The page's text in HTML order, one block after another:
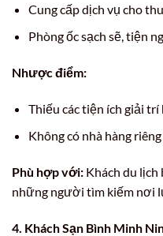
Cung cấp dịch vụ cho
Phòng ốc sạch sẽ, tiện
Nhược điểm:
Thiếu các tiện ích giải trí
Không có nhà hàng
Phù hợp với: Khách du lịch
những người tìm kiếm nơi
4. Khách Sạn Bình Minh